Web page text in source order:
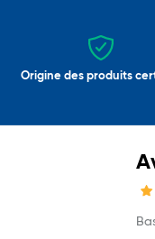
Origine des produits